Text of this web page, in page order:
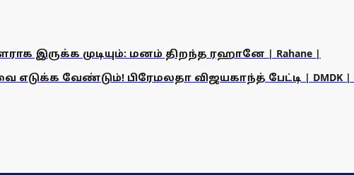
இருக்க முடியும்: மனம் திறந்த ரஹானே | Rahane |
எடுக்க வேண்டும்! பிரேமலதா விஜயகாந்த் பேட்டி | DMDK |